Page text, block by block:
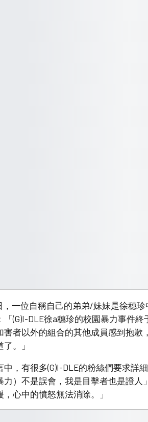
，一位自稱自己的弟弟/妹妹是徐穗
「(G)I-DLE徐a穗珍的校園暴力事件
害者以外的組合的其他成員感到抱
。」
中，有很多(G)I-DLE的粉絲們要求詳
力）不是誤會，我是目擊者也是證
心中的憤怒無法消除。」